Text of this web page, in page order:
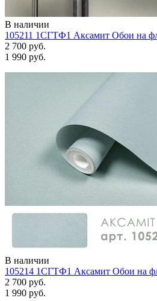
В наличии
105211 1СГТФ1 Аксамит Обои на
2 700 руб.
1 990 руб.
В наличии
105214 1СГТФ1 Аксамит Обои на
2 700 руб.
1 990 руб.